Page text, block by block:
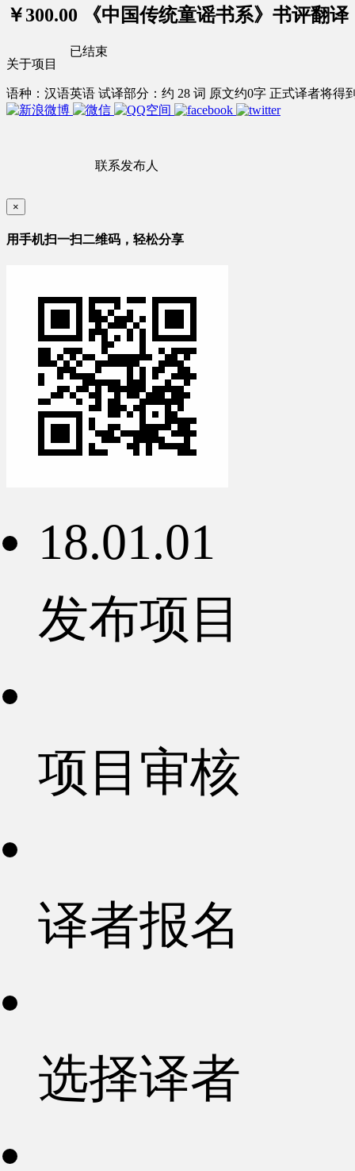
￥300.00 《中国传统童谣书系》书评翻译
关于项目
语种：汉语英语 试译部分：约 28 词 原文约0字 正式译者将得
联系发布人
已结束
×
用手机扫一扫二维码，轻松分享
18.01.01
发布项目
项目审核
译者报名
选择译者